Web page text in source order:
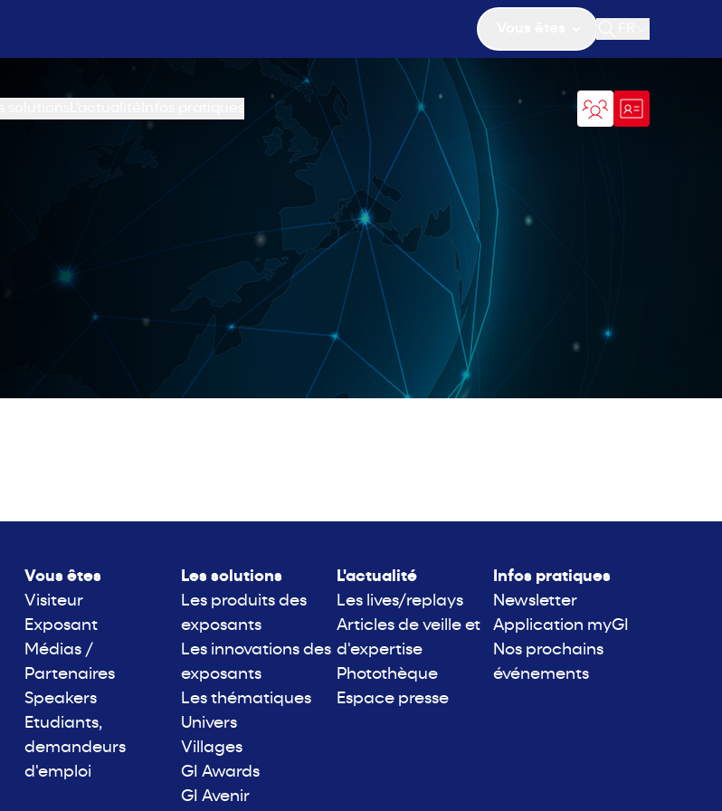
Ouvrir la
Vous êtes
Visiteur
Exposant
Médias /
Partenaires
Speakers
Etudiants,
demandeurs
d'emploi
Les solutions
Les produits des
exposants
Les innovations des
exposants
Les thématiques
Univers
Villages
GI Awards
GI Avenir
L'actualité
Les lives/replays
Articles de veille et
d'expertise
Photothèque
Espace presse
Infos pratiques
Newsletter
Application myGI
Nos prochains
événements